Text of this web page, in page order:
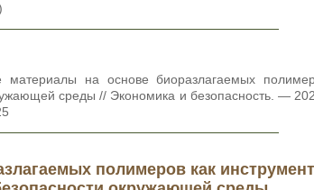
на основе биоразлагаемых
среды // Экономика и безопасность. —
полимеров как инструмент